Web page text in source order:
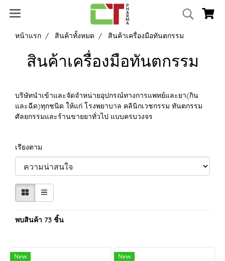
หน้าแรก สินค้าทั้งหมด สินค้าเครื่องมือทันตกรรม
สินค้าเครื่องมือทันตกรรม
บริษัทนำเข้าและจัดจำหน่ายอุปกรณ์ทางการแพทย์และยา(กิน
และฉีด)ทุกชนิด ให้แก่ โรงพยาบาล คลินิกเวชกรรม ทันตกรรม
ศัลยกรรมและร้านขายยาทั่วไป แบบครบวงจร
เรียงตาม
พบสินค้า 73 ชิ้น
New New